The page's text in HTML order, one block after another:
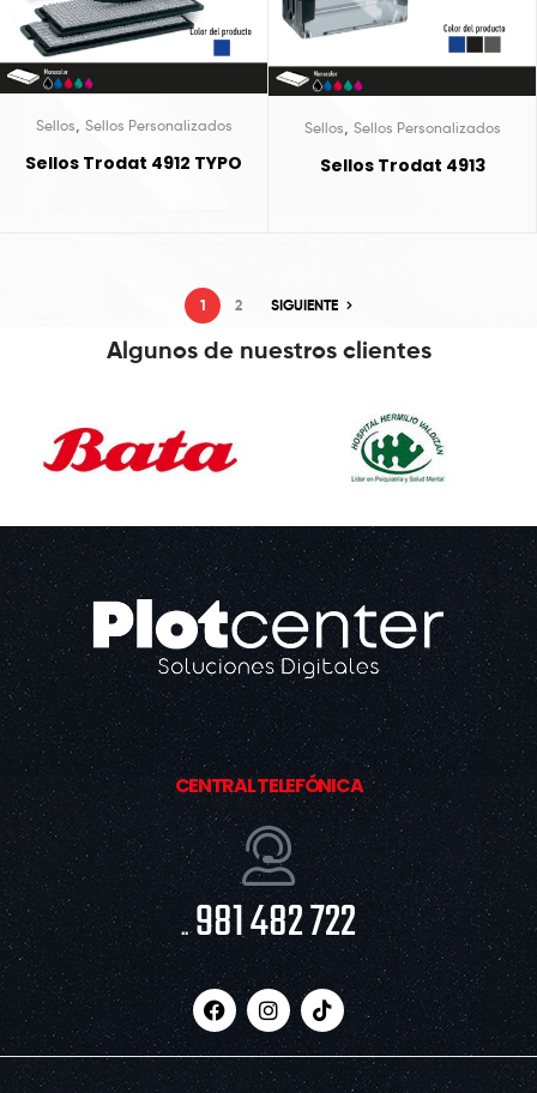
Sellos Sellos Personalizados
Sellos Trodat 4912 TYPO
Sellos Sellos Personalizados
Sellos Trodat 4913
1 2 SIGUIENTE
Algunos de nuestros clientes
CENTRAL TELEFÓNICA
..981 482 722